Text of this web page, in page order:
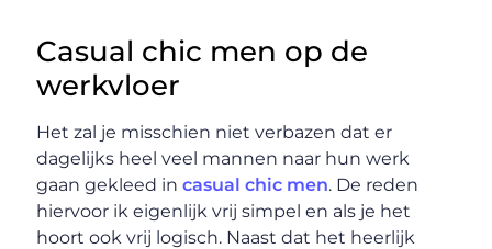
Casual chic men op de
werkvloer
Het zal je misschien niet verbazen dat er
dagelijks heel veel mannen naar hun werk
gaan gekleed incasual chic men. De reden
hiervoor ik eigenlijk vrij simpel en als je het
hoort ook vrij logisch. Naast dat het heerlijk